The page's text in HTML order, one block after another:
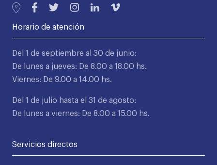
Horario de atención
Del 1 de septiembre al 30 de junio:
De lunes a jueves: De 8.00 a 18.00 hs.
Viernes: De 9.00 a 14.00 hs.
Del 1 de julio hasta el 31 de agosto:
De lunes a viernes: De 8.00 a 15.00 hs.
Servicios directos